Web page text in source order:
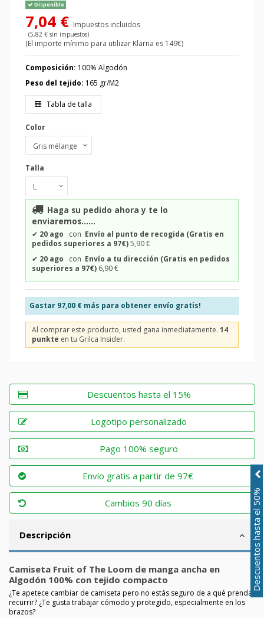
Disponible
7,04 € Impuestos incluidos
(5,82 € sin impuestos)
(El importe mínimo para utilizar Klarna es 149€)
Composición: 100% Algodón
Peso del tejido: 165 gr/M2
Tabla de talla
Color
Talla
Haga su pedido ahora y te lo
enviaremos......
✔ 20 ago con Envío al punto de recogida (Gratis en
pedidos superiores a 97€)5,90 €
✔ 20 ago con Envío a tu dirección (Gratis en pedidos
superiores a 97€) 6,90 €
Gastar 97,00 € más para obtener envío gratis!
Al comprar este producto, usted gana inmediatamente. 14
punkte en tu Grilca Insider.
Descuentos hasta el 15%
Logotipo personalizado
Pago 100% seguro
Envío gratis a partir de 97€
Cambios 90 días
Descripción
Camiseta Fruit of The Loom de manga ancha en
Algodón 100% con tejido compacto
¿Te apetece cambiar de camiseta pero no estás seguro de a qué prenda
recurrir? ¿Te gusta trabajar cómodo y protegido, especialmente en los
brazos?
Descuentos hasta el 50%